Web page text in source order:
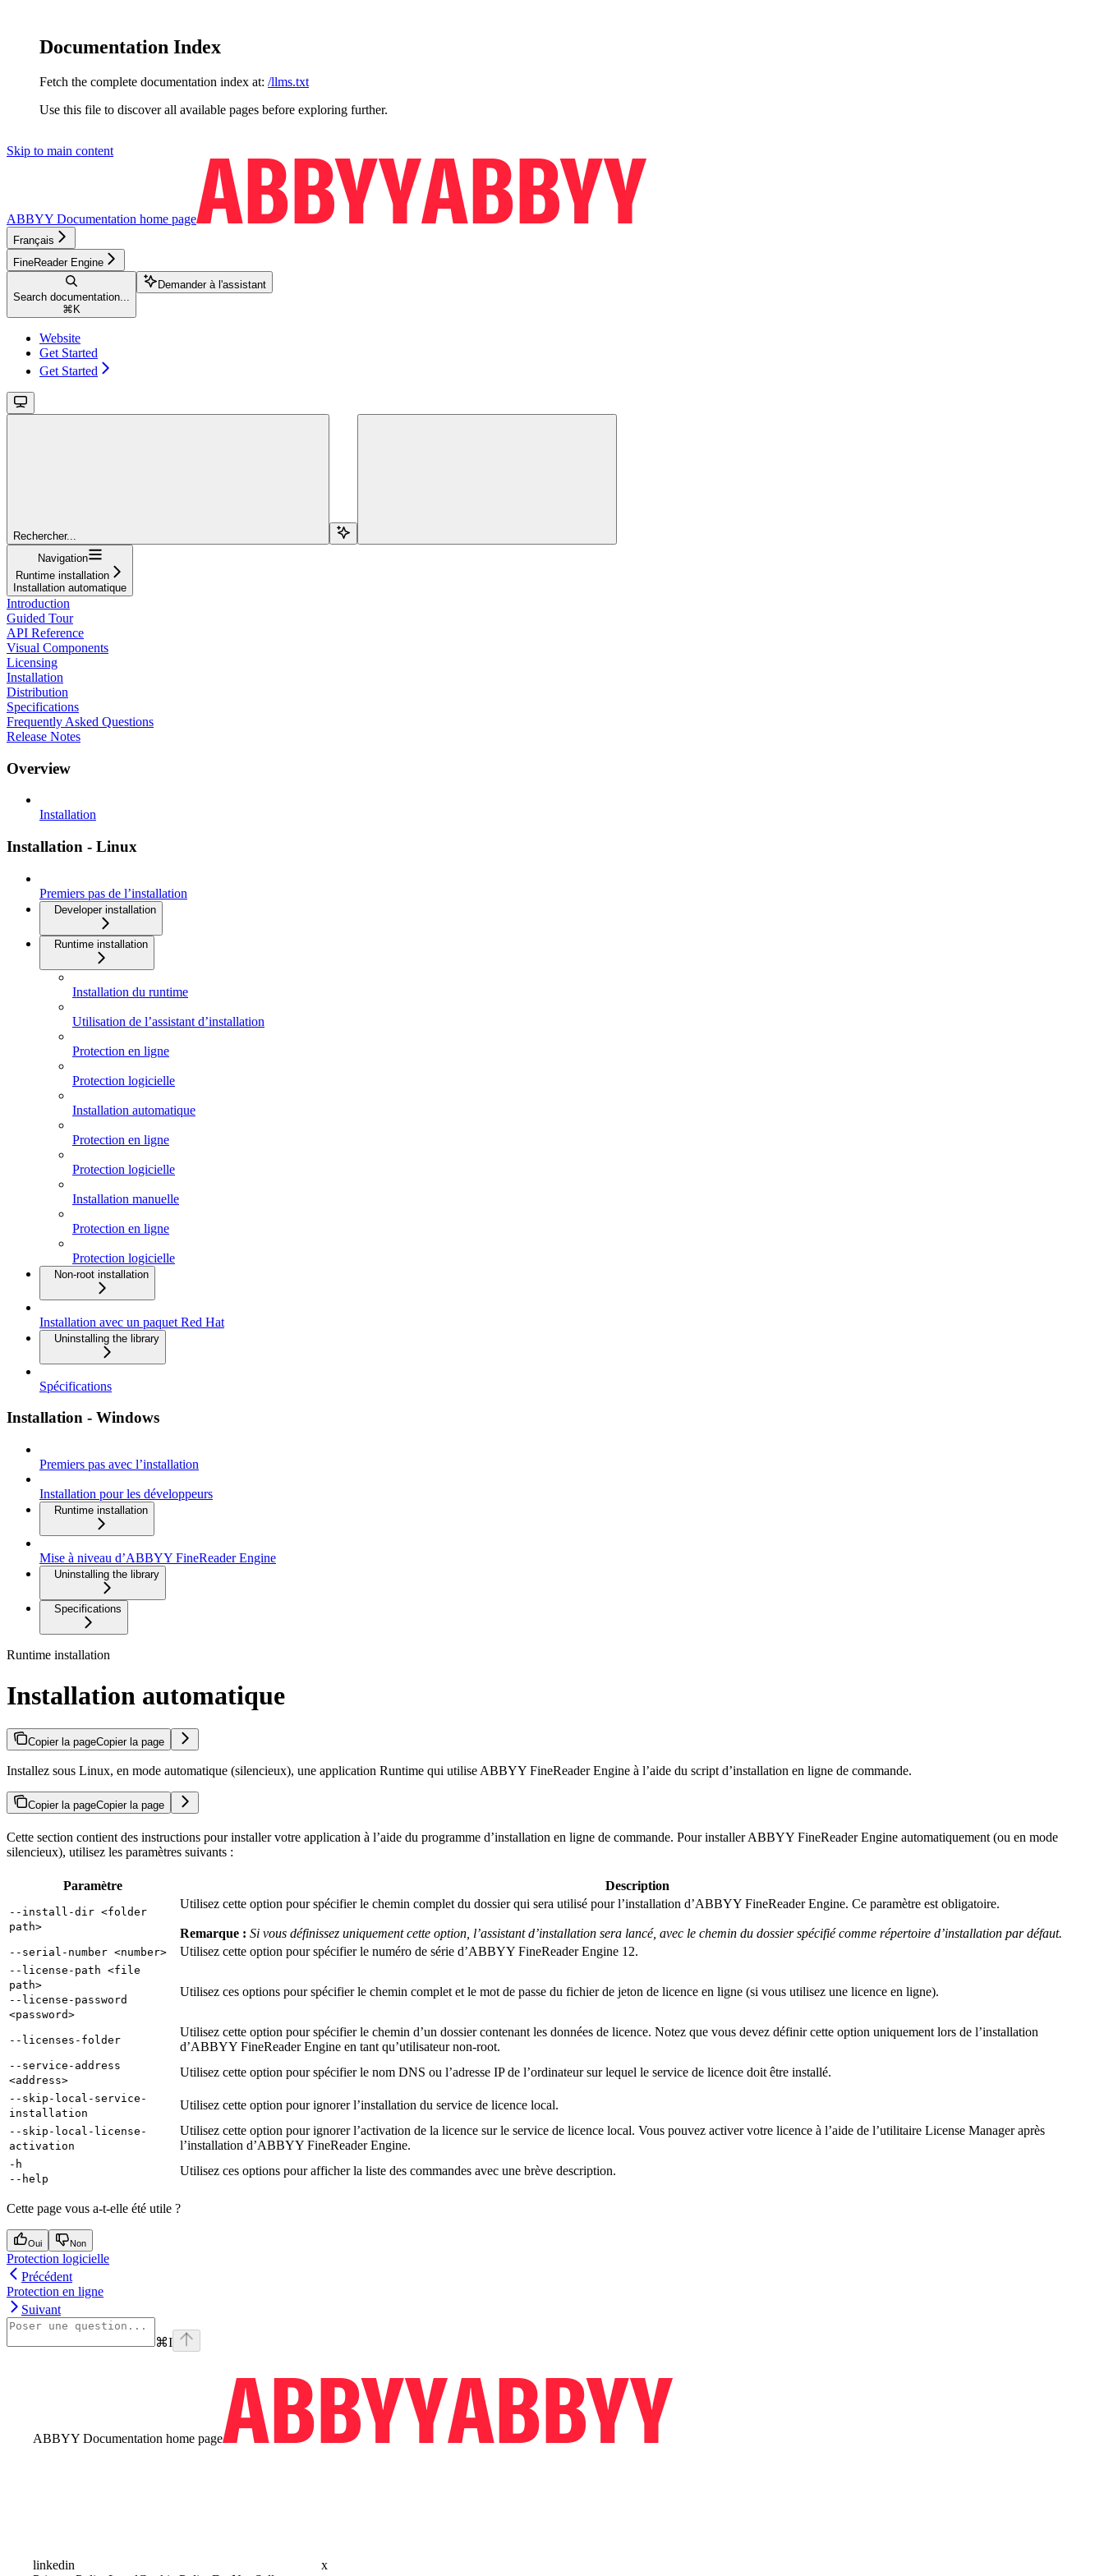
Documentation Index
Fetch the complete documentation index at: /llms.txt
Use this file to discover all available pages before exploring further.
Skip to main content
ABBYY Documentation home page
Français
FineReader Engine
Search documentation...
⌘ K
Demander à l'assistant
Website
Get Started
Get Started
Rechercher...
Navigation
Runtime installation
Installation automatique
Introduction
Guided Tour
API Reference
Visual Components
Licensing
Installation
Distribution
Specifications
Frequently Asked Questions
Release Notes
Overview
Installation
Installation - Linux
Premiers pas de l’installation
Developer installation
Runtime installation
Installation du runtime
Utilisation de l’assistant d’installation
Protection en ligne
Protection logicielle
Installation automatique
Protection en ligne
Protection logicielle
Installation manuelle
Protection en ligne
Protection logicielle
Non-root installation
Installation avec un paquet Red Hat
Uninstalling the library
Spécifications
Installation - Windows
Premiers pas avec l’installation
Installation pour les développeurs
Runtime installation
Mise à niveau d’ABBYY FineReader Engine
Uninstalling the library
Specifications
Runtime installation
Installation automatique
Copier la pageCopier la page
Installez sous Linux, en mode automatique (silencieux), une application Runtime qui utilise ABBYY FineReader Engine à l’aide du script d’installation en ligne de commande.
Copier la pageCopier la page
Cette section contient des instructions pour installer votre application à l’aide du programme d’installation en ligne de commande. Pour installer ABBYY FineReader Engine automatiquement (ou en mode
silencieux), utilisez les paramètres suivants :
Paramètre Description
--install-dir <folder
path>
Utilisez cette option pour spécifier le chemin complet du dossier qui sera utilisé pour l’installation d’ABBYY FineReader Engine. Ce paramètre est obligatoire.
Remarque : Si vous définissez uniquement cette option, l’assistant d’installation sera lancé, avec le chemin du dossier spécifié comme répertoire d’installation par défaut.
--serial-number <number> Utilisez cette option pour spécifier le numéro de série d’ABBYY FineReader Engine 12.
--license-path <file
path>
--license-password
<password>
Utilisez ces options pour spécifier le chemin complet et le mot de passe du fichier de jeton de licence en ligne (si vous utilisez une licence en ligne).
--licenses-folder
Utilisez cette option pour spécifier le chemin d’un dossier contenant les données de licence. Notez que vous devez définir cette option uniquement lors de l’installation
d’ABBYY FineReader Engine en tant qu’utilisateur non-root.
--service-address
<address>
Utilisez cette option pour spécifier le nom DNS ou l’adresse IP de l’ordinateur sur lequel le service de licence doit être installé.
--skip-local-service-
installation
Utilisez cette option pour ignorer l’installation du service de licence local.
--skip-local-license-
activation
Utilisez cette option pour ignorer l’activation de la licence sur le service de licence local. Vous pouvez activer votre licence à l’aide de l’utilitaire License Manager après
l’installation d’ABBYY FineReader Engine.
-h
--help
Utilisez ces options pour afficher la liste des commandes avec une brève description.
Cette page vous a-t-elle été utile ?
Oui Non
Protection logicielle
Précédent
Protection en ligne
Suivant
⌘I
ABBYY Documentation home page
linkedin
x